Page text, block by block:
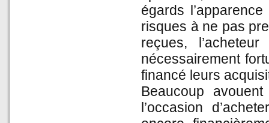
égards
risques à ne pas
reçues,
nécessairement
financé leurs
Beaucoup
l’occasion